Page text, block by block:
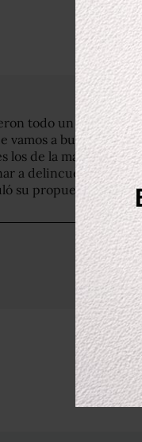
todo un
vamos a buscar todas
los de la mafia del
a delincuentes”:
su propuesta de